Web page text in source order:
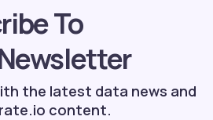
To
the latest data news and
content.